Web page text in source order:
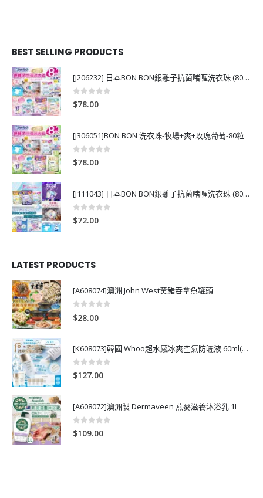
BEST SELLING PRODUCTS
[J206232] 日本BON BON銀離子抗菌啫喱洗衣珠 (80粒)
0out of 5
$78.00
[J306051]BON BON 洗衣珠-牧場+爽+玫瑰葡萄-80粒
0out of 5
$78.00
[J111043] 日本BON BON銀離子抗菌啫喱洗衣珠 (80粒)
0out of 5
$72.00
LATEST PRODUCTS
[A608074]澳洲 John West黃鮨吞拿魚罐頭
0
$28.00
[K608073]韓國 Whoo超水感冰爽空氣防曬液 60ml(送13ml*4支)
0 out of 5
$127.00
[A608072]澳洲製 Dermaveen 燕麥滋養沐浴乳 1L
0 out of 5
$109.00